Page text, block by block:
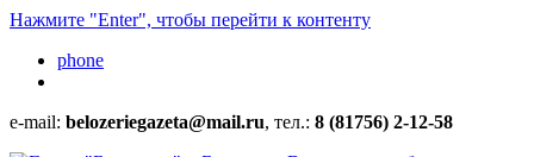
Нажмите "Enter", чтобы перейти к контенту
phone
e-mail: belozeriegazeta@mail.ru, тел.: 8 (81756) 2-12-58